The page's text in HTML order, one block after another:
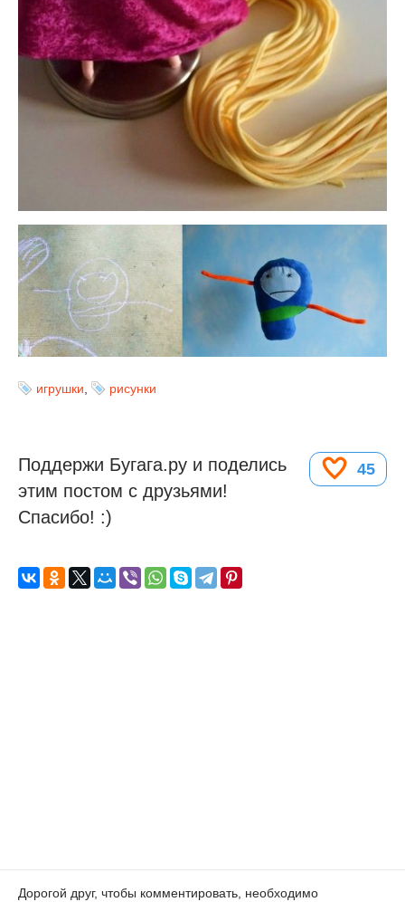
игрушки рисунки
45
Поддержи Бугага.ру и поделись
этим постом с друзьями!
Спасибо! :)
Дорогой друг, чтобы комментировать, необходимо